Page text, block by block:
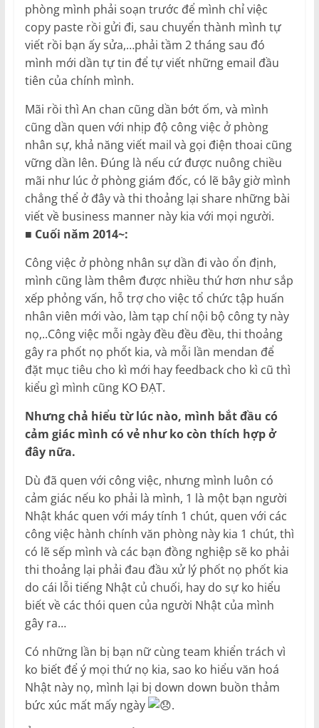
phòng mình phải soạn trước để mình chỉ việc
copy paste rồi gửi đi, sau chuyển thành mình tự
viết rồi bạn ấy sửa,…phải tầm 2 tháng sau đó
mình mới dần tự tin để tự viết những email đầu
tiên của chính mình.
Mãi rồi thì An chan cũng dần bớt ốm, và mình
cũng dần quen với nhịp độ công việc ở phòng
nhân sự, khả năng viết mail và gọi điện thoai cũng
vững dần lên. Đúng là nếu cứ được nuông chiều
mãi như lúc ở phòng giám đốc, có lẽ bây giờ mình
chẳng thể ở đây và thi thoảng lại share những bài
viết về business manner này kia với mọi người.
■ Cuối năm 2014~:
Công việc ở phòng nhân sự dần đi vào ổn định,
mình cũng làm thêm được nhiều thứ hơn như sắp
xếp phỏng vấn, hỗ trợ cho việc tổ chức tập huấn
nhân viên mới vào, làm tạp chí nội bộ công ty này
nọ,..Công việc mỗi ngày đều đều đều, thi thoảng
gây ra phốt nọ phốt kia, và mỗi lần mendan để
đặt mục tiêu cho kì mới hay feedback cho kì cũ thì
kiểu gì mình cũng KO ĐẠT.
Nhưng chả hiểu từ lúc nào, mình bắt đầu có
cảm giác mình có vẻ như ko còn thích hợp ở
đây nữa.
Dù đã quen với công việc, nhưng mình luôn có
cảm giác nếu ko phải là mình, 1 là một bạn người
Nhật khác quen với máy tính 1 chút, quen với các
công việc hành chính văn phòng này kia 1 chút, thì
có lẽ sếp mình và các bạn đồng nghiệp sẽ ko phải
thi thoảng lại phải đau đầu xử lý phốt nọ phốt kia
do cái lỗi tiếng Nhật củ chuối, hay do sự ko hiểu
biết về các thói quen của người Nhật của mình
gây ra…
Có những lần bị bạn nữ cùng team khiển trách vì
ko biết để ý mọi thứ nọ kia, sao ko hiểu văn hoá
Nhật này nọ, mình lại bị down down buồn thảm
bức xúc mất mấy ngày
.